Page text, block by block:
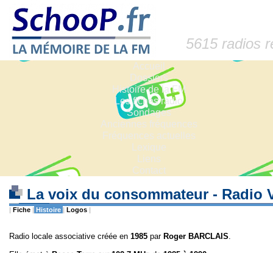
5615 radios
Accueil
Dossiers
Histoire de la FM
Les fiches radio
Sondages
Anciennes fréquences
Fréquences actuelles
Lexique
Liens
Contact
La voix du consommateur - Radio
| Fiche | Histoire | Logos |
Radio locale associative créée en 1985 par Roger BARCLAIS.